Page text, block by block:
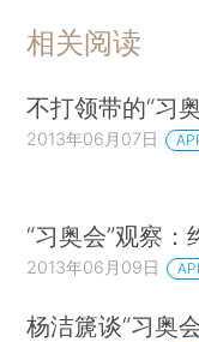
相关阅读
不打领带的“习
2013年06月07日
“习奥会”观察
2013年06月09日
杨洁篪谈“习奥